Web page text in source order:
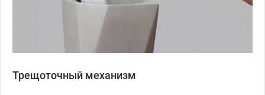
Трещоточный механизм